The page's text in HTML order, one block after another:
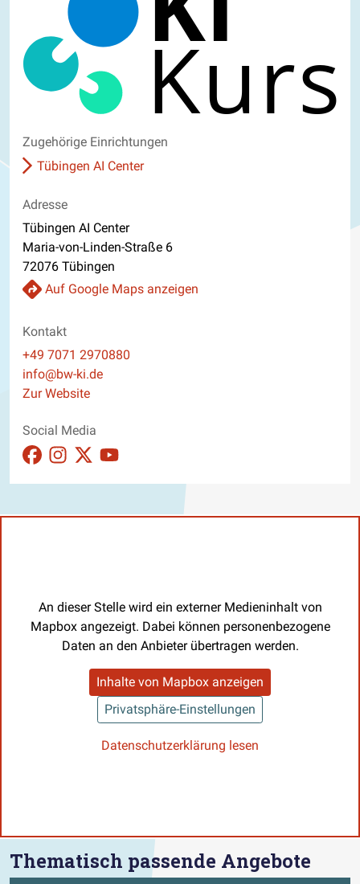
Zugehörige Einrichtungen
Tübingen AI Center
Adresse
Tübingen AI Center
Maria-von-Linden-Straße 6
72076 Tübingen
Auf Google Maps anzeigen
Kontakt
Telefon
+49 7071 2970880
E-Mail
info@bw-ki.de
Website
Zur Website
Social Media
Auftritt auf Facebook ansehen
Auftritt auf Instagram ansehen
Auftritt auf X_twitter ansehen
Auftritt auf Youtube ansehen
An dieser Stelle wird ein externer Medieninhalt von
Mapbox angezeigt. Dabei können personenbezogene
Daten an den Anbieter übertragen werden.
Inhalte von Mapbox anzeigen
Privatsphäre-Einstellungen
Datenschutzerklärung lesen
Thematisch passende Angebote